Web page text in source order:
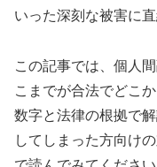
いった深刻な被害に直
この記事では、個人
こまでが合法でどこ
数字と法律の根拠で
してしまった方向け